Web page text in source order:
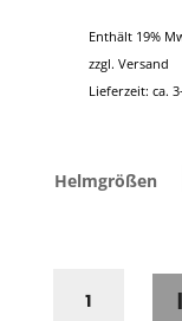
Enthält 19%
zzgl. Versand
Lieferzeit: ca.
Helmgrößen
EXO-